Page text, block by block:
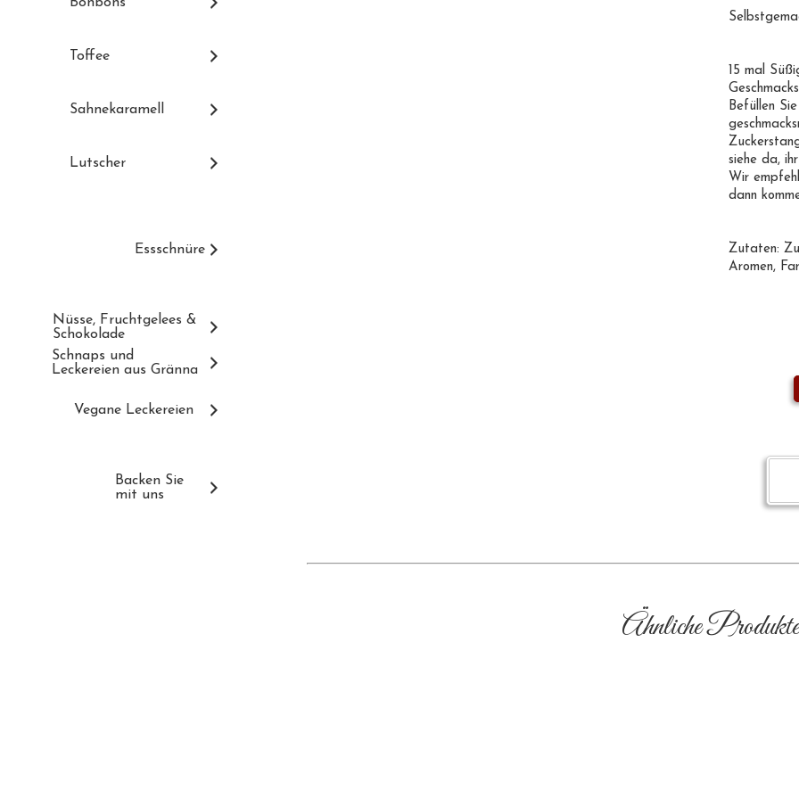
Toffee
Sahnekaramell
Lutscher
Essschnüre
Nüsse, Fruchtgelees &
Schokolade
Schnaps und
Leckereien aus Gränna
Vegane Leckereien
Backen Sie
mit uns
15 mal
Befüllen
siehe da,
Wir
dann
Zutaten:
Aromen,
Ähnliche Produkte